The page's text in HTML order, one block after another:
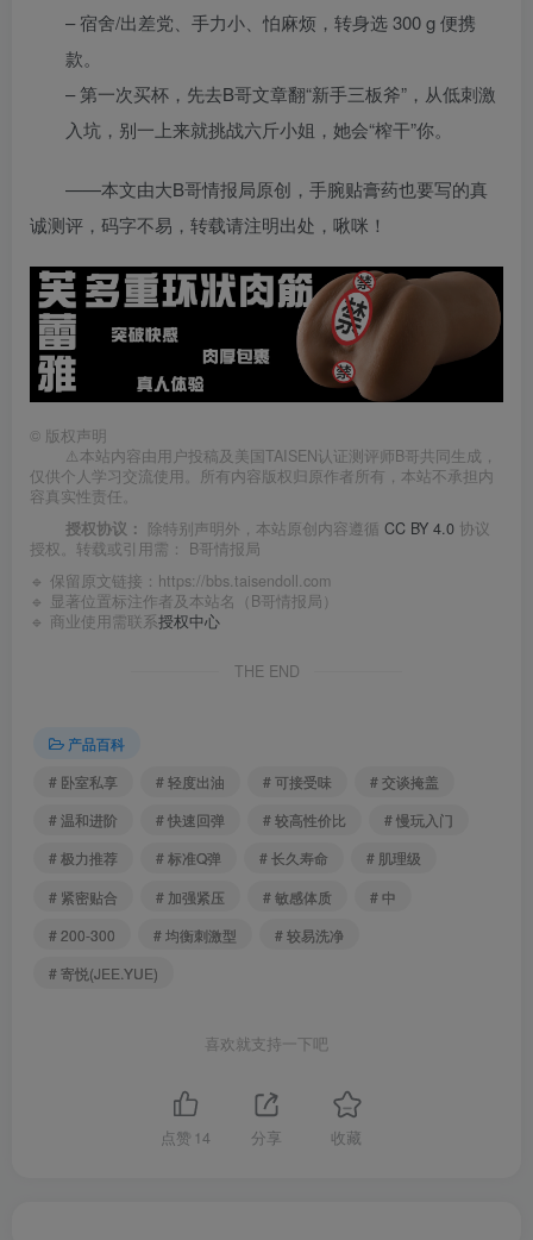
– 宿舍/出差党、手力小、怕麻烦，转身选 300 g 便携
款。
– 第一次买杯，先去B哥文章翻“新手三板斧”，从低刺激
入坑，别一上来就挑战六斤小姐，她会“榨干”你。
——本文由大B哥情报局原创，手腕贴膏药也要写的真
诚测评，码字不易，转载请注明出处，啾咪！
© 版权声明
⚠️本站内容由用户投稿及美国TAISEN认证测评师B哥共同生成，
仅供个人学习交流使用。所有内容版权归原作者所有，本站不承担内
容真实性责任。
授权协议： 除特别声明外，本站原创内容遵循 CC BY 4.0 协议
授权。转载或引用需： B哥情报局
🔹 保留原文链接： https://bbs.taisendoll.com
🔹 显著位置标注作者及本站名（B哥情报局）
🔹 商业使用需联系授权中心
THE END
产品百科
# 卧室私享
# 轻度出油 # 可接受味
# 交谈掩盖
# 温和进阶
# 快速回弹 # 较高性价比
# 慢玩入门
# 极力推荐
# 标准Q弹 # 长久寿命
# 肌理级
# 紧密贴合
# 加强紧压 # 敏感体质
# 中
# 200-300
# 均衡刺激型
# 较易洗净
# 寄悦(JEE.YUE)
喜欢就支持一下吧
点赞 14 分享 收藏